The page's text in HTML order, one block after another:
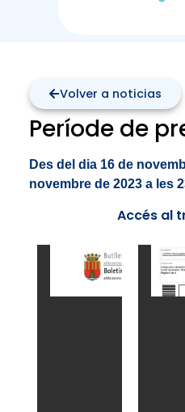
Volver a noticias
Període de
Des del dia 16 de
novembre de 2023 a les
Accés al